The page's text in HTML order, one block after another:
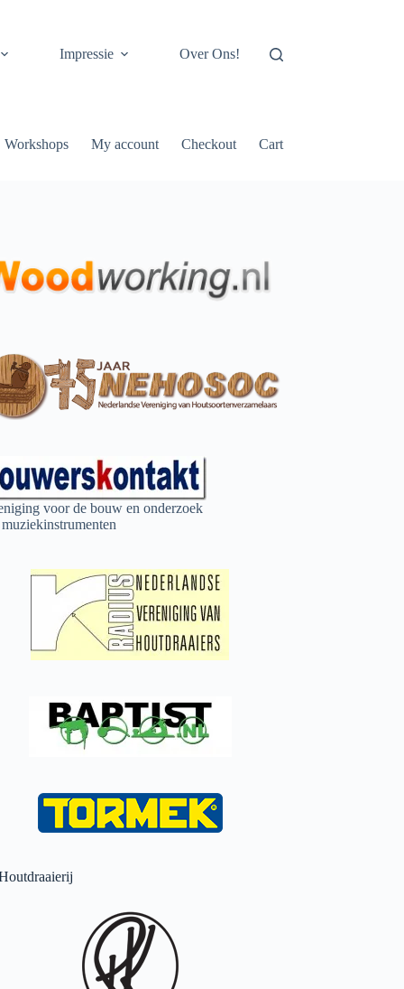
Impressie Over Ons!
Workshops My account Checkout Cart
voor de bouw en onderzoek